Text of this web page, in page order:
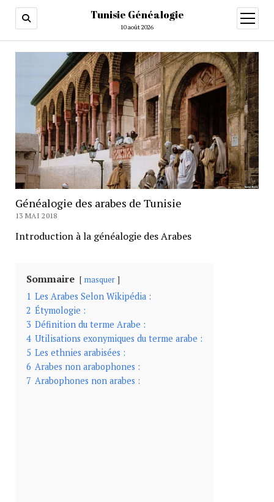
Tunisie Généalogie
10 août 2026
ouvrir
menu
Généalogie des arabes de Tunisie
13 MAI 2018
Introduction à la généalogie des Arabes
Sommaire masquer
1 Les Arabes Selon Wikipédia :
2 Étymologie :
3 Définition du terme Arabe :
4 Utilisations exonymiques du terme arabe :
5 Les ethnies arabisées :
6 Arabes non arabophones :
7 Arabophones non arabes :